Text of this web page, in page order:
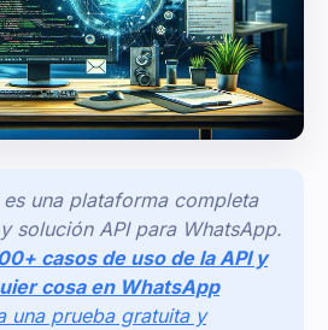
es una plataforma completa
solución API para WhatsApp.
casos de uso de la API y
cosa en WhatsApp
una prueba gratuita y